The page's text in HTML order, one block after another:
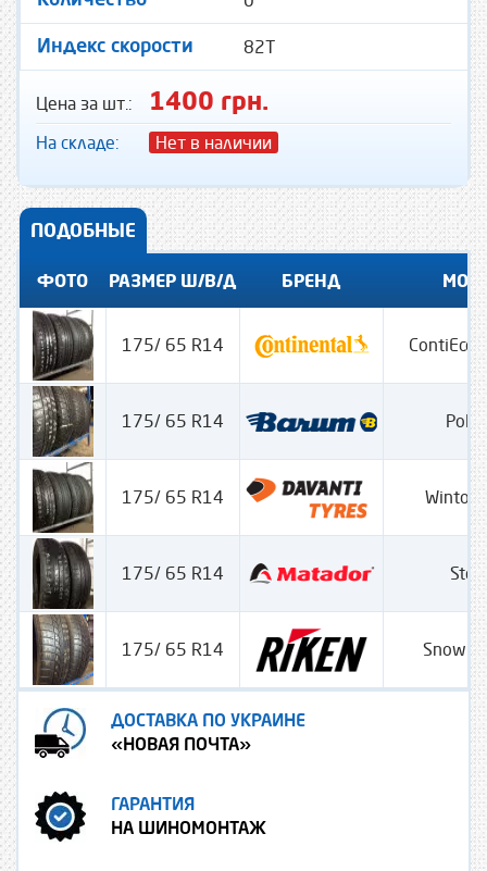
Индекс скорости 82T
Цена за шт.: 1400 грн.
На складе: Нет в наличии
ПОДОБНЫЕ
ФОТО РАЗМЕР Ш/В/Д БРЕНД
175/ 65 R14
175/ 65 R14
175/ 65 R14
175/ 65 R14
175/ 65 R14 Snow
ДОСТАВКА ПО УКРАИНЕ
«НОВАЯ ПОЧТА»
ГАРАНТИЯ
НА ШИНОМОНТАЖ